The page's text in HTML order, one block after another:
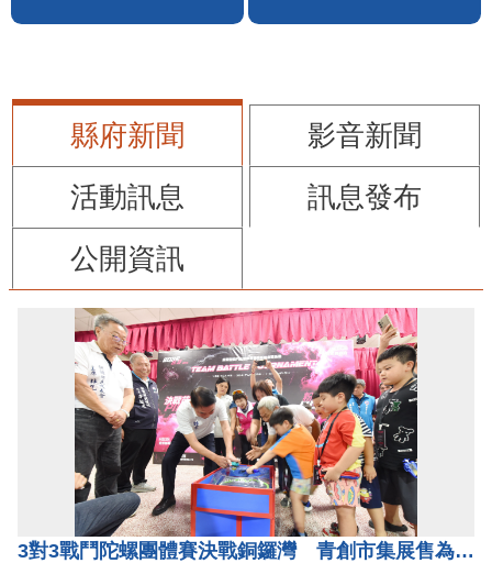
縣府新聞
影音新聞
活動訊息
訊息發布
公開資訊
3對3戰鬥陀螺團體賽決戰銅鑼灣 青創市集展售為父親節增添繽紛